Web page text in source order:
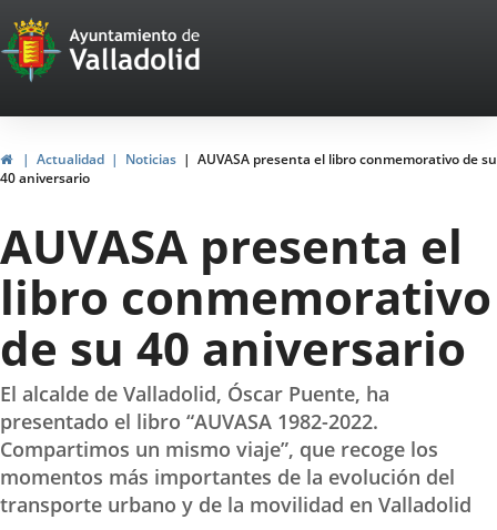
Portal
Web
del
Ayuntamiento
de
Valladolid
HomeActualidad Noticias
AUVASA presenta el libro conmemorativo de su
40 aniversario
AUVASA presenta el
libro conmemorativo
de su 40 aniversario
El alcalde de Valladolid, Óscar Puente, ha
presentado el libro “AUVASA 1982-2022.
Compartimos un mismo viaje”, que recoge los
momentos más importantes de la evolución del
transporte urbano y de la movilidad en Valladolid